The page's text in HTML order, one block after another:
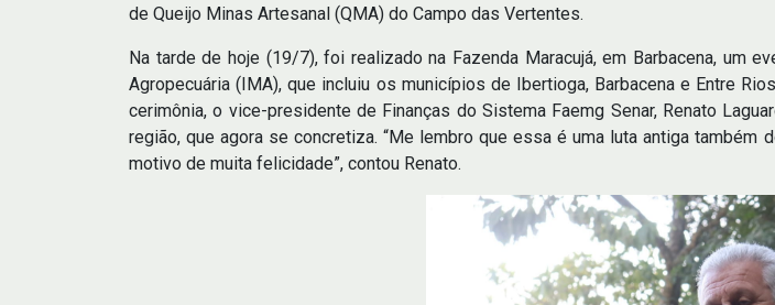
de Queijo Minas Artesanal (QMA) do Campo das Vertentes.
Na tarde de hoje (19/7), foi realizado na Fazenda Maracujá, em Barbacena, um
Agropecuária (IMA), que incluiu os municípios de Ibertioga, Barbacena e Entre
cerimônia, o vice-presidente de Finanças do Sistema Faemg Senar, Renato
região, que agora se concretiza. “Me lembro que essa é uma luta antiga
motivo de muita felicidade”, contou Renato.